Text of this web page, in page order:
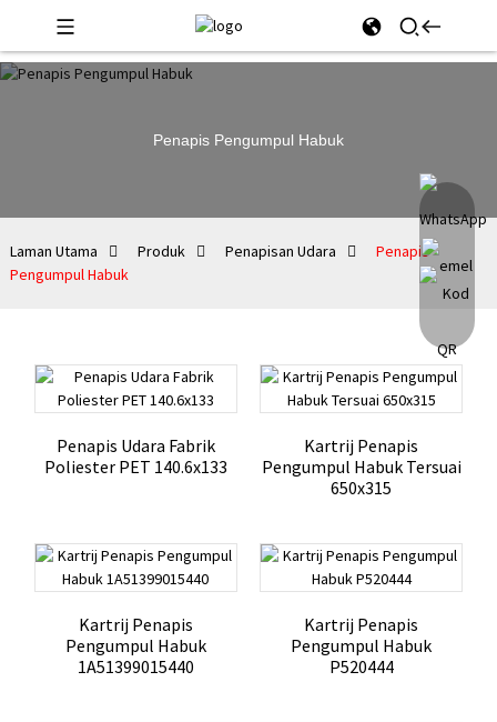
Penapis Pengumpul Habuk
Laman Utama Produk Penapisan Udara
Penapis
Pengumpul Habuk
Penapis Udara Fabrik
Poliester PET 140.6x133
Kartrij Penapis
Pengumpul Habuk Tersuai
650x315
Kartrij Penapis
Pengumpul Habuk
1A51399015440
Kartrij Penapis
Pengumpul Habuk
P520444